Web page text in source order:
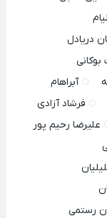
دریادل
بوکانی
آبراهام
فرشاد آزادی
علیرضا رحیم پور
رستمی